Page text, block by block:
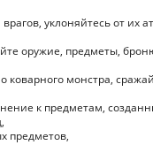
уклоняйтесь от их
оружие, предметы,
монстра,
к предметам,
предметов,